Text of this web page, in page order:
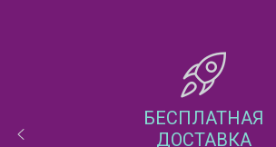
БЕСПЛАТНАЯ
ДОСТАВКА